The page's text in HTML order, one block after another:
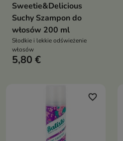
Sweetie&Delicious
Suchy Szampon do
włosów 200 ml
Słodkie i lekkie odświeżenie
włosów
5,80 €
favorite_border